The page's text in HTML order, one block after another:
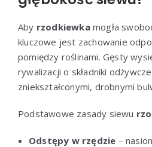
Aby rzodkiewkamogła
kluczowe jest zachowanie
pomiędzy roślinami. Gęsty
rywalizacji o składniki
zniekształconymi, drobnymi
Podstawowe zasady siewu
Odstępy w rzędzie –